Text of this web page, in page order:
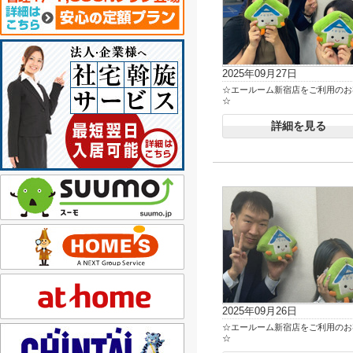
2025年09月27日
☆エールーム新宿店をご利用の
☆
詳細を見る
2025年09月26日
☆エールーム新宿店をご利用の
☆